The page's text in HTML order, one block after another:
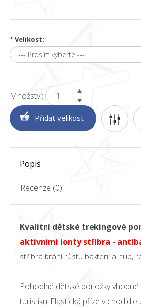
*Velikost:
Množství:
Popis
Recenze (0)
Kvalitní dětské trekingové
aktivními ionty stříbra -
stříbra brání růstu bakterií a hub,
Pohodlné dětské ponožky
turistiku. Elastická příze v chodidle